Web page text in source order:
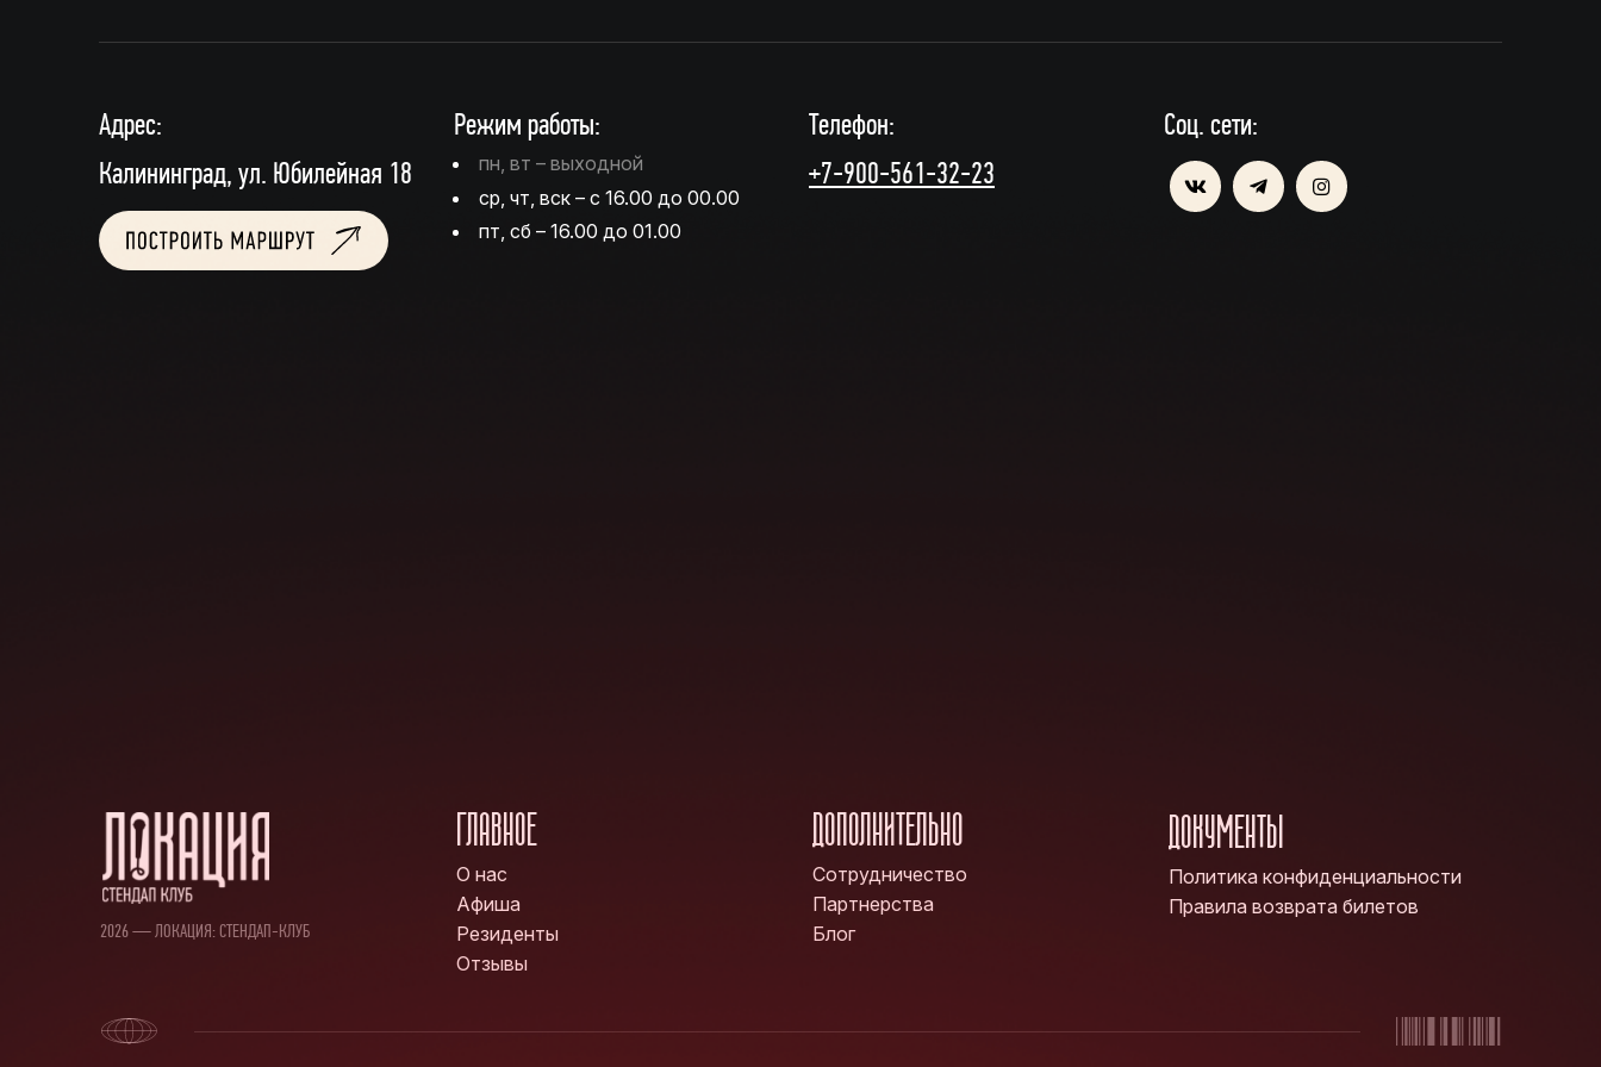
Адрес:
Калининград, ул. Юбилейная 18
Режим работы:
пн, вт – выходной
ср, чт, вск – с 16.00 до 00.00
пт, сб – 16.00 до 01.00
Телефон:
+7-900-561-32-23
Соц. сети:
2026 — ЛОКАЦИЯ: СТЕНДАП-КЛУБ
ГЛАВНОЕ
О нас
Афиша
Резиденты
Отзывы
ДОПОЛНИТЕЛЬНО
Сотрудничество
Партнерства
Блог
ДОКУМЕНТЫ
Политика конфиденциальности
Правила возврата билетов